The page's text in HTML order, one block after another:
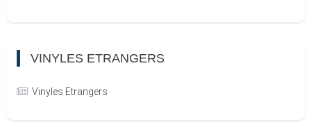
VINYLES ETRANGERS
Vinyles Etrangers